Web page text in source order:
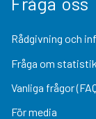
Rådgivning och
Fråga om statistik
Vanliga frågor
För media